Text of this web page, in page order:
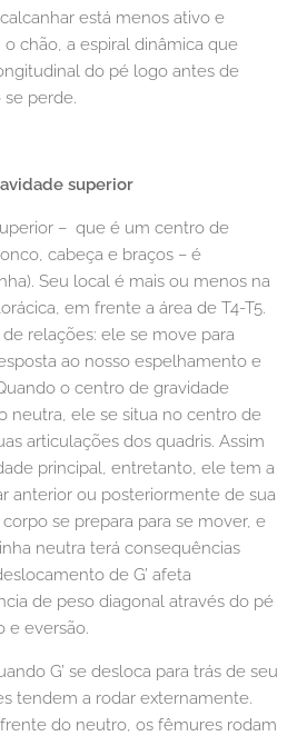
está menos ativo e
chão, a espiral dinâmica que
do pé logo antes de
se perde.
superior
– que é um centro de
cabeça e braços – é
Seu local é mais ou menos na
em frente a área de T4-T5.
relações: ele se move para
ao nosso espelhamento e
o centro de gravidade
neutra, ele se situa no centro de
articulações dos quadris. Assim
principal, entretanto, ele tem a
anterior ou posteriormente de sua
se prepara para se mover, e
neutra terá consequências
de G’ afeta
de peso diagonal através do pé
e eversão.
G’ se desloca para trás de seu
tendem a rodar externamente.
frente do neutro, os fêmures rodam